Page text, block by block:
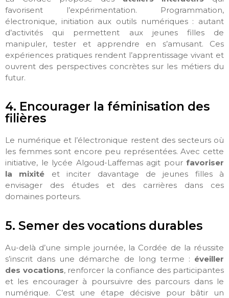
favorisent l’expérimentation. Programmation,
électronique, initiation aux outils numériques : autant
d’activités qui permettent aux jeunes filles de
manipuler, tester et apprendre en s’amusant. Ces
expériences pratiques rendent l’apprentissage vivant et
ouvrent des perspectives concrètes sur les métiers du
futur.
4. Encourager la féminisation des
filières
Le numérique et l’électronique restent des secteurs où
les femmes sont encore peu représentées. Avec cette
initiative, le lycée Algoud-Laffemas agit pour favoriser
la mixité et inciter davantage de jeunes filles à
envisager des études et des carrières dans ces
domaines porteurs.
5. Semer des vocations durables
Au-delà d’une simple journée, la Cordée de la réussite
s’inscrit dans une démarche de long terme : éveiller
des vocations, renforcer la confiance des participantes
et les encourager à poursuivre des parcours dans le
numérique. C’est une étape décisive pour bâtir un